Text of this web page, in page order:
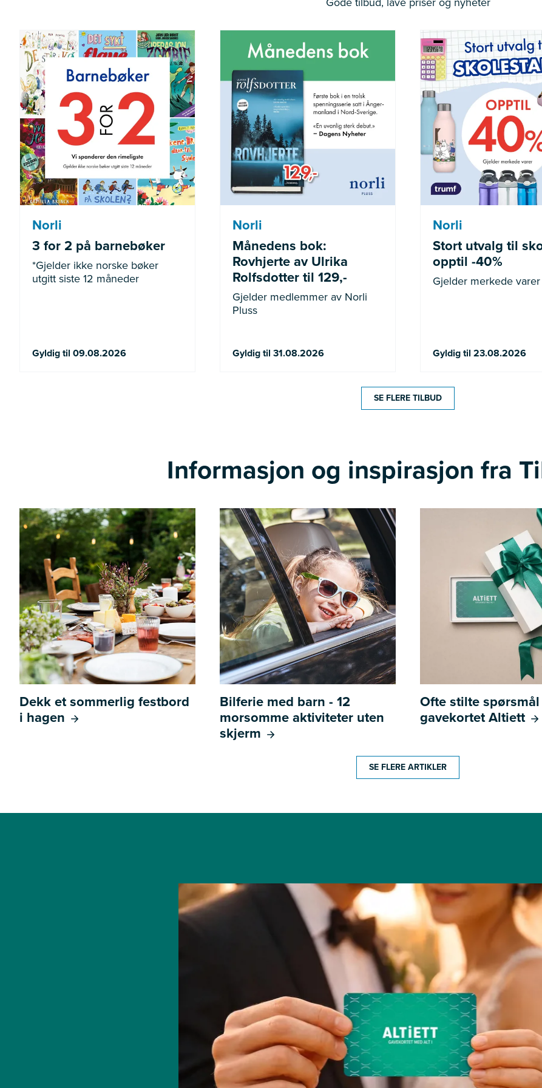
Norli
3 for 2 på barnebøker
*Gjelder ikke norske bøker
utgitt siste 12 måneder
Gyldig til 09.08.2026
*Gjelder ikke norske bøker
utgitt siste 12 måneder
Norli
Månedens bok:
Rovhjerte av Ulrika
Rolfsdotter til 129,-
Gjelder medlemmer av Norli
Pluss
Gyldig til 31.08.2026
Gjelder medlemmer av Norli
Pluss
Norli
Stort utvalg til
opptil -40%
Gjelder merkede varer
Gyldig til 23.08.2026
Gjelder
SE FLERE TILBUD
Informasjon og inspirasjon fra
Dekk et sommerlig festbord
i hagen
Bilferie med barn - 12
morsomme aktiviteter uten
skjerm
Ofte stilte
gavekortet Altiett
SE FLERE ARTIKLER